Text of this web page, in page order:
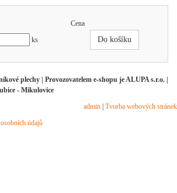
Cena
ks
Do košíku
plechy | Provozovatelem e-shopu je ALUPA s.r.o. |
- Mikulovice
admin Tvorba webových stránek
údajů